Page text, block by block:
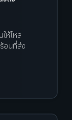
ห้ไหล
อนที่ส่ง